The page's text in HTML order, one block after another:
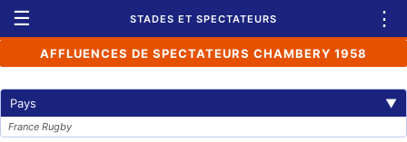
☰ STADES ET SPECTATEURS ⋮
AFFLUENCES DE SPECTATEURS CHAMBERY 1958
Pays ▼
France Rugby